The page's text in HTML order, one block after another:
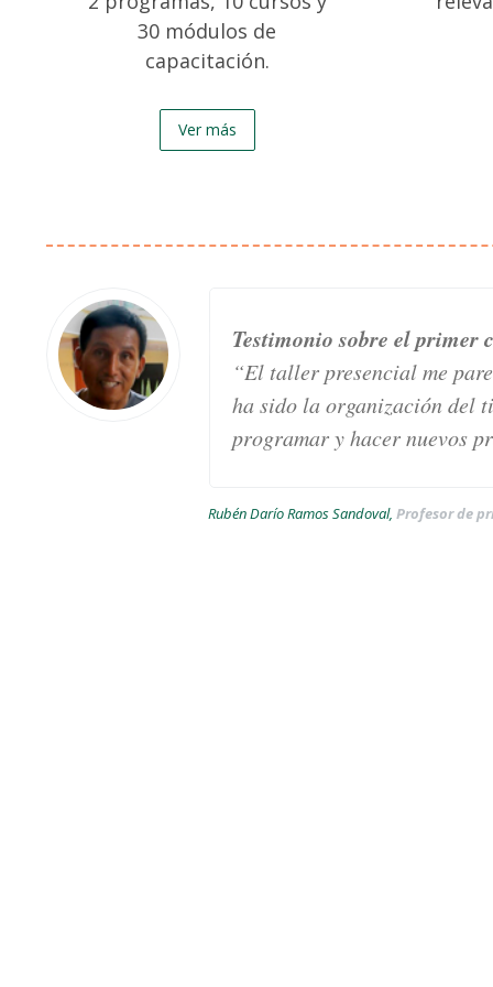
30 módulos de
capacitación.
Ver más
Testimonio sobre el primer
“El taller presencial me
ha sido la organización del
programar y hacer nuevos
Rubén Darío Ramos Sandoval, Profesor de